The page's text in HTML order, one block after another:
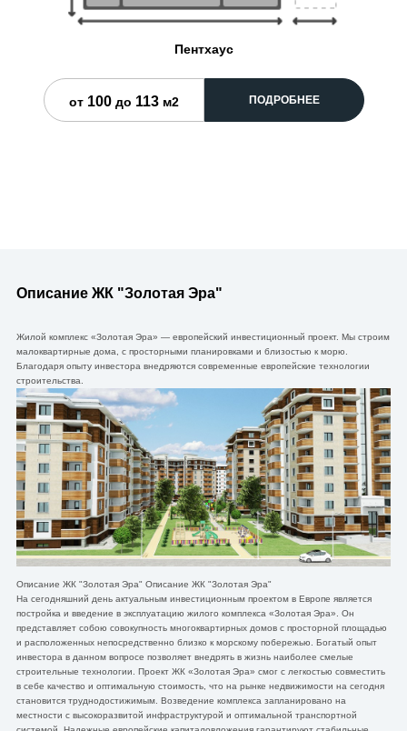
Пентхаус
от 100до 113м2 ПОДРОБНЕЕ
Описание ЖК "Золотая Эра"
Жилой комплекс «Золотая Эра» — европейский инвестиционный проект. Мы строим
малоквартирные дома, с просторными планировками и близостью к морю.
Благодаря опыту инвестора внедряются современные европейские технологии
строительства.
Описание ЖК "Золотая Эра" Описание ЖК "Золотая Эра"
На сегодняшний день актуальным инвестиционным проектом в Европе является
постройка и введение в эксплуатацию жилого комплекса «Золотая Эра». Он
представляет собою совокупность многоквартирных домов с просторной площадью
и расположенных непосредственно близко к морскому побережью. Богатый опыт
инвестора в данном вопросе позволяет внедрять в жизнь наиболее смелые
строительные технологии. Проект ЖК «Золотая Эра» смог с легкостью совместить
в себе качество и оптимальную стоимость, что на рынке недвижимости на сегодня
становится труднодостижимым. Возведение комплекса запланировано на
местности с высокоразвитой инфраструктурой и оптимальной транспортной